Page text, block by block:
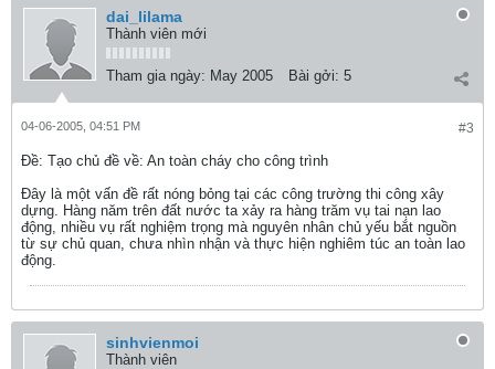
dai_lilama
Thành viên mới
Tham gia ngày: May 2005 Bài gởi: 5
#3
04-06-2005, 04:51 PM
Ðề: Tạo chủ đề về: An toàn cháy cho công trình
Đây là một vấn đề rất nóng bỏng tại các công trường thi công xây
dựng. Hàng năm trên đất nước ta xảy ra hàng trăm vụ tai nạn lao
động, nhiều vụ rất nghiệm trọng mà nguyên nhân chủ yếu bắt nguồn
từ sự chủ quan, chưa nhìn nhận và thực hiện nghiêm túc an toàn lao
động.
sinhvienmoi
Thành viên